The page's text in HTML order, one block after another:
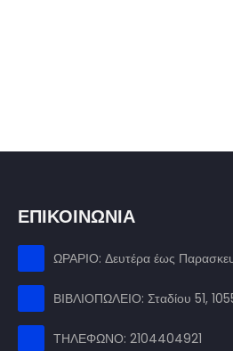
ΕΠΙΚΟΙΝΩΝΙΑ
ΩΡΑΡΙΟ: Δευτέρα έως
ΒΙΒΛΙΟΠΩΛΕΙΟ: Σταδίου 51,
ΤΗΛΕΦΩΝΟ: 2104404921